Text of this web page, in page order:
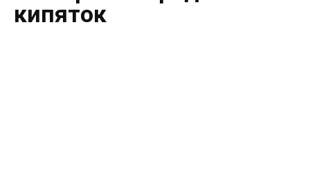
кипяток